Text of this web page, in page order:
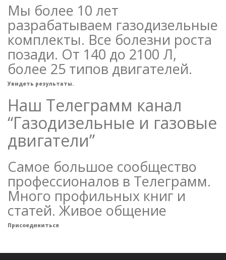
Мы более 10 лет
разрабатываем газодизельные
комплекты. Все болезни роста
позади. От 140 до 2100 Л,
более 25 типов двигателей.
Увидеть результаты.
Наш Телеграмм канал
“Газодизельные и газовые
двигатели”
Самое большое сообщество
профессионалов в Телеграмм.
Много профильных книг и
статей. Живое общение
Присоединиться